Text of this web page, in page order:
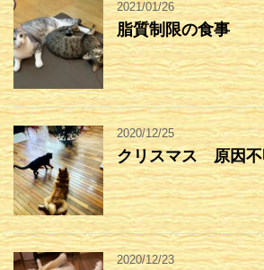
2021/01/26
脂質制限の食事
2020/12/25
クリスマス 原因不
2020/12/23